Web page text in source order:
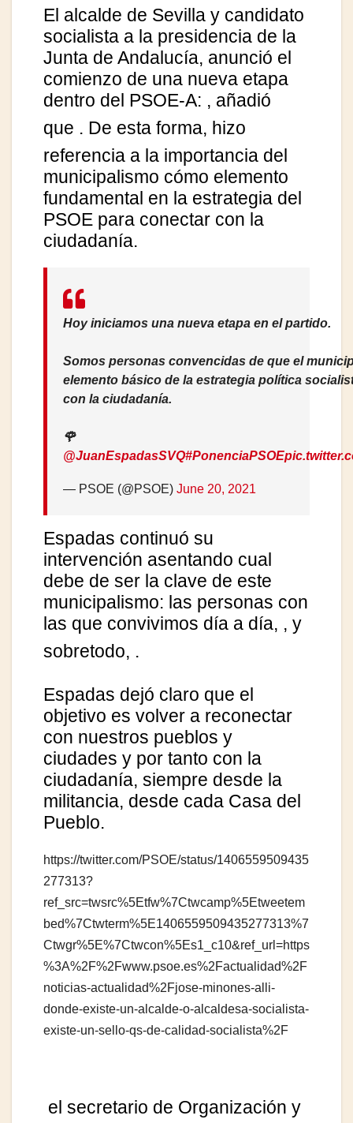
El alcalde de Sevilla y candidato
socialista a la presidencia de la
Junta de Andalucía, anunció el
comienzo de una nueva etapa
dentro del PSOE-A: , añadió
que . De esta forma, hizo
referencia a la importancia del
municipalismo cómo elemento
fundamental en la estrategia del
PSOE para conectar con la
ciudadanía.
Hoy iniciamos una nueva etapa en el partido.
Somos personas convencidas de que el
elemento básico de la estrategia política
con la ciudadanía.
🌹
@JuanEspadasSVQ#PonenciaPSOE
— PSOE (@PSOE) June 20, 2021
Espadas continuó su
intervención asentando cual
debe de ser la clave de este
municipalismo: las personas con
las que convivimos día a día, , y
sobretodo, .
Espadas dejó claro que el
objetivo es volver a reconectar
con nuestros pueblos y
ciudades y por tanto con la
ciudadanía, siempre desde la
militancia, desde cada Casa del
Pueblo.
https://twitter.com/PSOE/status/1406559509435
277313?
ref_src=twsrc%5Etfw%7Ctwcamp%5Etweetem
bed%7Ctwterm%5E1406559509435277313%7
Ctwgr%5E%7Ctwcon%5Es1_c10&ref_url=https
%3A%2F%2Fwww.psoe.es%2Factualidad%2F
noticias-actualidad%2Fjose-minones-alli-
donde-existe-un-alcalde-o-alcaldesa-socialista-
existe-un-sello-qs-de-calidad-socialista%2F
el secretario de Organización y